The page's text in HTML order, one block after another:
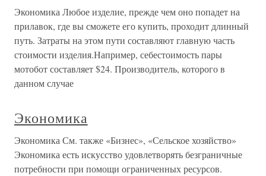
Экономика Любое изделие, прежде чем оно попадет на
прилавок, где вы сможете его купить, проходит длинный
путь. Затраты на этом пути составляют главную часть
стоимости изделия.Например, себестоимость пары
мотобот составляет $24. Производитель, которого в
данном случае
Экономика
Экономика См. также «Бизнес», «Сельское хозяйство»
Экономика есть искусство удовлетворять безграничные
потребности при помощи ограниченных ресурсов.